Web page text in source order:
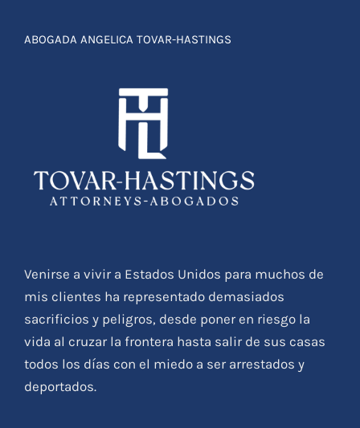
ABOGADA ANGELICA TOVAR-HASTINGS
Venirse a vivir a Estados Unidos para muchos de
mis clientes ha representado demasiados
sacrificios y peligros, desde poner en riesgo la
vida al cruzar la frontera hasta salir de sus casas
todos los días con el miedo a ser arrestados y
deportados.